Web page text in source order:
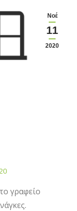
Νοέ
11
2020
γραφείο